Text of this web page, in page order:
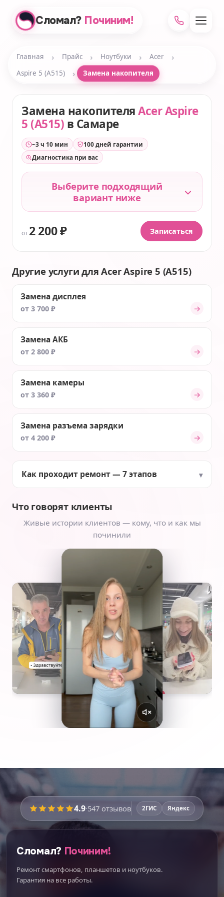
Сломал? Починим!
Главная › Прайс › Ноутбуки › Acer ›
Aspire 5 (A515) › Замена накопителя
Замена накопителяAcer Aspire
5 (A515) в Самаре
~3 ч 10 мин
100 дней гарантии
Диагностика при вас
Выберите подходящий
вариант ниже
от 2 200 ₽ Записаться
Другие услуги для Acer Aspire 5 (A515)
Замена дисплея
от 3 700 ₽ →
Замена АКБ
от 2 800 ₽ →
Замена камеры
от 3 360 ₽ →
Замена разъема зарядки
от 4 200 ₽ →
Как проходит ремонт — 7 этапов
Что говорят клиенты
Живые истории клиентов — кому, что и как мы
починили
4.9·547 отзывов 2ГИС Яндекс
Сломал? Починим!
Ремонт смартфонов, планшетов и ноутбуков.
Гарантия на все работы.